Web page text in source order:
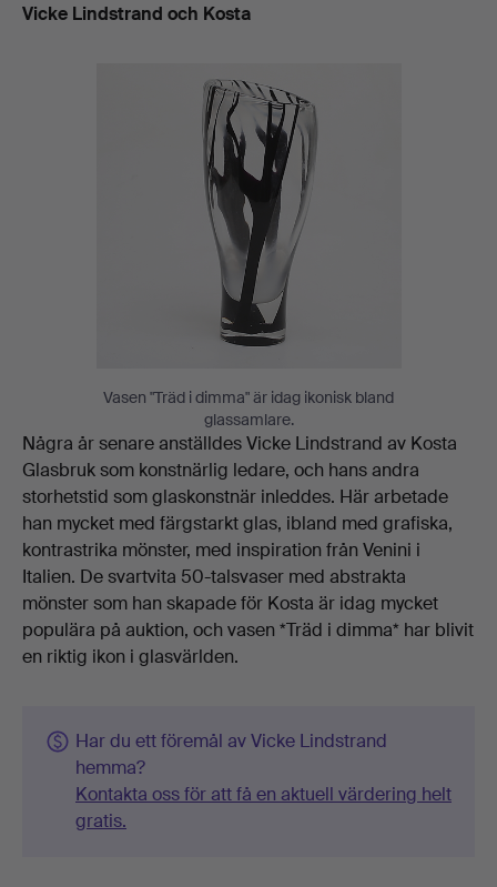
Vicke Lindstrand och Kosta
Vasen "Träd i dimma" är idag ikonisk bland
glassamlare.
Några år senare anställdes Vicke Lindstrand av Kosta
Glasbruk som konstnärlig ledare, och hans andra
storhetstid som glaskonstnär inleddes. Här arbetade
han mycket med färgstarkt glas, ibland med grafiska,
kontrastrika mönster, med inspiration från Venini i
Italien. De svartvita 50-talsvaser med abstrakta
mönster som han skapade för Kosta är idag mycket
populära på auktion, och vasen *Träd i dimma* har blivit
en riktig ikon i glasvärlden.
Har du ett föremål av Vicke Lindstrand
hemma?
Kontakta oss för att få en aktuell värdering helt
gratis.